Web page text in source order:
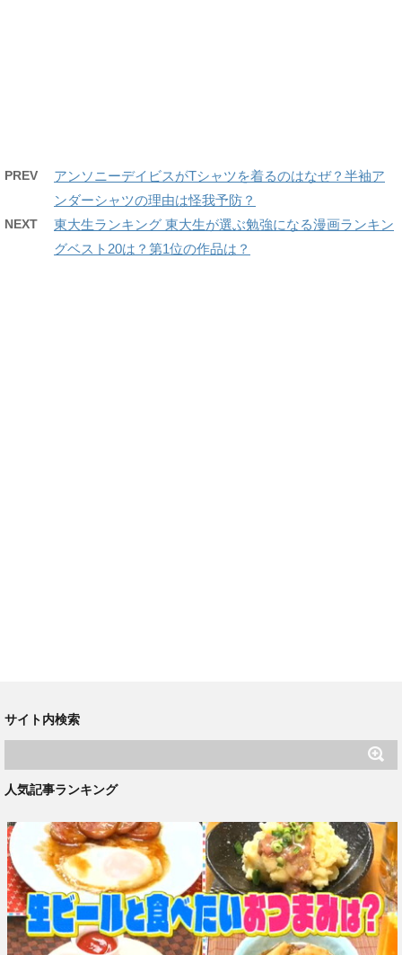
PREV
アンソニーデイビスがTシャツを着るのはなぜ？半袖ア
ンダーシャツの理由は怪我予防？
NEXT
東大生ランキング 東大生が選ぶ勉強になる漫画ランキン
グベスト20は？第1位の作品は？
サイト内検索
人気記事ランキング